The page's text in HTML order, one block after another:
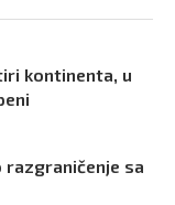
kontinenta, u
sa